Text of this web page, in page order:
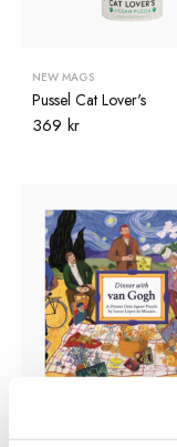
NEW MAGS
Pussel Cat Lover's
369 kr
NEW MAGS